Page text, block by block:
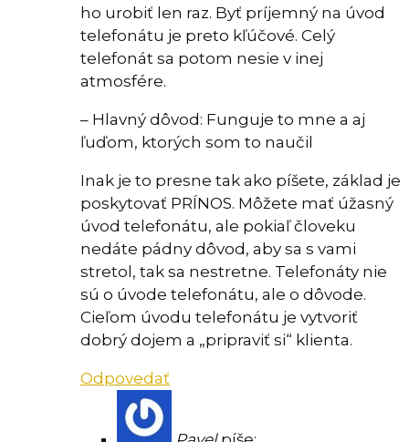
ho urobiť len raz. Byť príjemný na úvod
telefonátu je preto kľúčové. Celý
telefonát sa potom nesie v inej
atmosfére.
– Hlavný dôvod: Funguje to mne a aj
ľuďom, ktorých som to naučil
Inak je to presne tak ako píšete, základ je
poskytovať PRÍNOS. Môžete mať úžasný
úvod telefonátu, ale pokiaľ človeku
nedáte pádny dôvod, aby sa s vami
stretol, tak sa nestretne. Telefonáty nie
sú o úvode telefonátu, ale o dôvode.
Cieľom úvodu telefonátu je vytvoriť
dobrý dojem a „pripraviť si“ klienta.
Odpovedať